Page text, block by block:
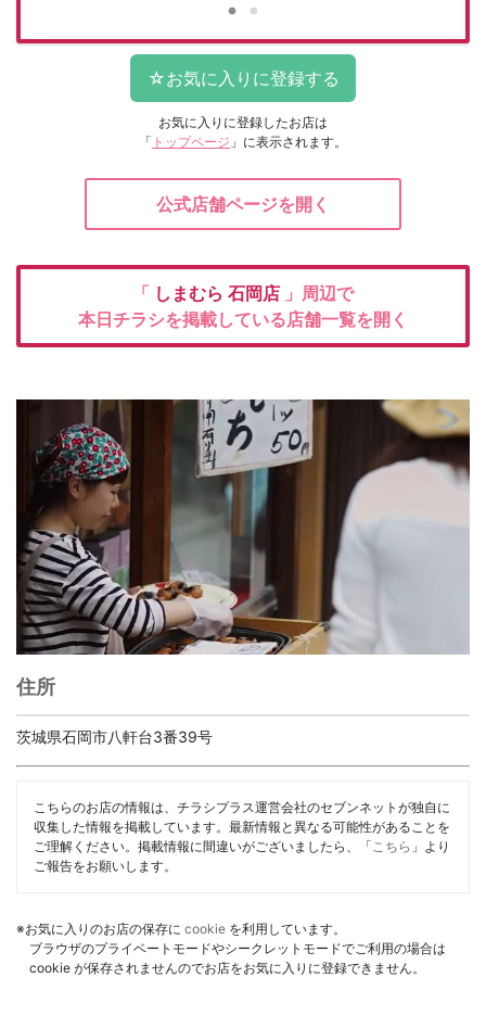
お気に入りに登録したお店は
「 トップページ 」に表示されます。
公式店舗ページを開く
「 しまむら 石岡店 」周辺で
本日チラシを掲載している店舗一覧を開く
住所
茨城県石岡市八軒台3番39号
こちらのお店の情報は、チラシプラス運営会社のセブンネットが独自に
収集した情報を掲載しています。最新情報と異なる可能性があることを
ご理解ください。掲載情報に間違いがございましたら、「 こちら 」より
ご報告をお願いします。
※お気に入りのお店の保存に cookie を利用しています。
ブラウザのプライベートモードやシークレットモードでご利用の場合は
cookie が保存されませんのでお店をお気に入りに登録できません。